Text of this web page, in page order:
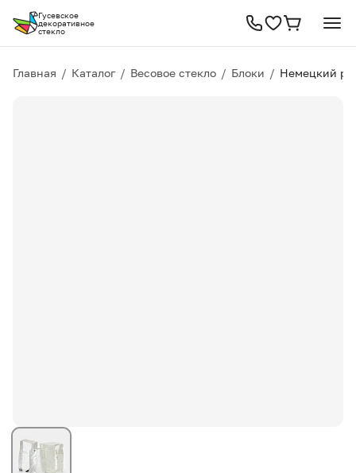
Гусевское
декоративное
стекло
Главная / Каталог / Весовое стекло / Блоки / Немецкий